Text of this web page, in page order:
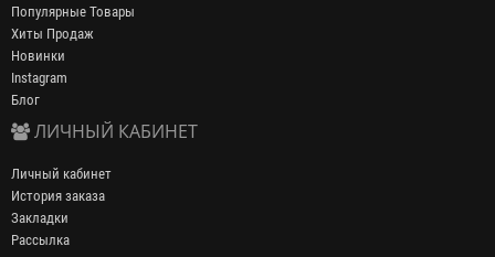
Популярные Товары
Хиты Продаж
Новинки
Instagram
Блог
ЛИЧНЫЙ КАБИНЕТ
Личный кабинет
История заказа
Закладки
Рассылка